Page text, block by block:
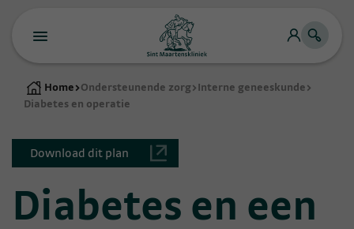
Home >Ondersteunende zorg > Interne geneeskunde >
Diabetes en operatie
Download dit plan
Diabetes en een